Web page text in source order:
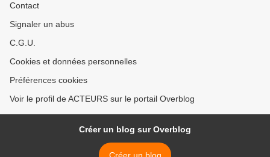
Contact
Signaler un abus
C.G.U.
Cookies et données personnelles
Préférences cookies
Voir le profil de ACTEURS sur le portail Overblog
Créer un blog sur Overblog